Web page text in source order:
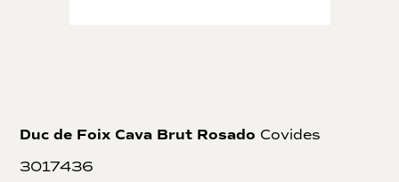
Duc de Foix Cava Brut Rosado Covides
3017436